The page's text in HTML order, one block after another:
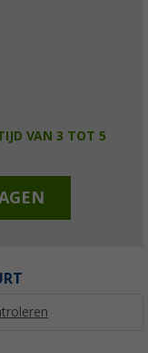
VAN 3 TOT 5